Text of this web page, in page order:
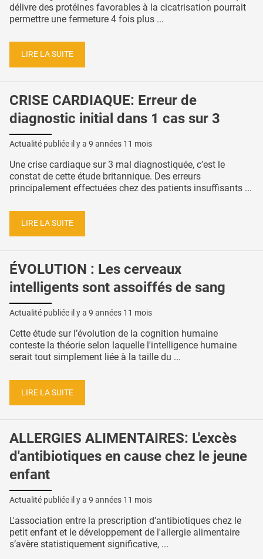
délivre des protéines favorables à la cicatrisation pourrait
permettre une fermeture 4 fois plus ...
LIRE LA SUITE
CRISE CARDIAQUE: Erreur de
diagnostic initial dans 1 cas sur 3
Actualité publiée il y a 9 années 11 mois
Une crise cardiaque sur 3 mal diagnostiquée, c’est le
constat de cette étude britannique. Des erreurs
principalement effectuées chez des patients insuffisants ...
LIRE LA SUITE
ÉVOLUTION : Les cerveaux
intelligents sont assoiffés de sang
Actualité publiée il y a 9 années 11 mois
Cette étude sur l’évolution de la cognition humaine
conteste la théorie selon laquelle l'intelligence humaine
serait tout simplement liée à la taille du ...
LIRE LA SUITE
ALLERGIES ALIMENTAIRES: L'excès
d'antibiotiques en cause chez le jeune
enfant
Actualité publiée il y a 9 années 11 mois
L'association entre la prescription d’antibiotiques chez le
petit enfant et le développement de l'allergie alimentaire
s’avère statistiquement significative, ...